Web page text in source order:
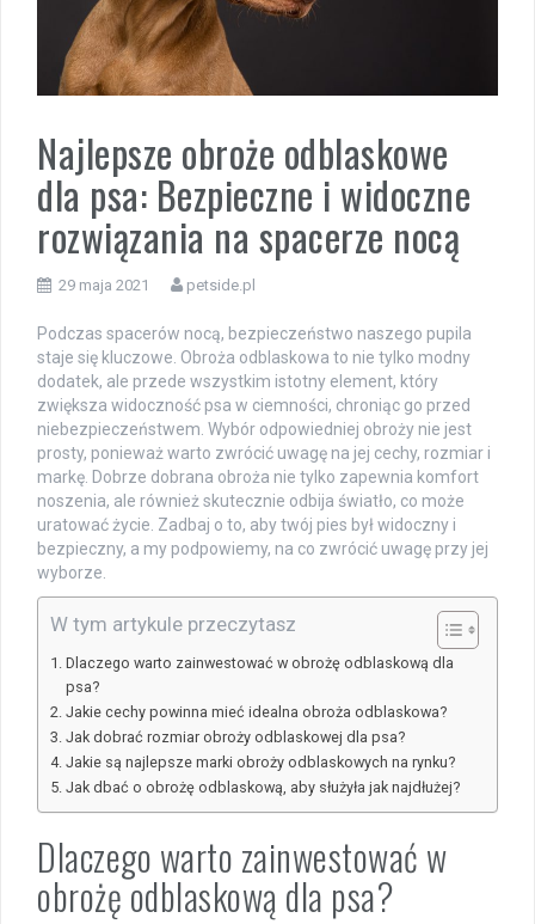
Najlepsze obroże odblaskowe
dla psa: Bezpieczne i widoczne
rozwiązania na spacerze nocą
29 maja 2021 petside.pl
Podczas spacerów nocą, bezpieczeństwo naszego pupila
staje się kluczowe. Obroża odblaskowa to nie tylko modny
dodatek, ale przede wszystkim istotny element, który
zwiększa widoczność psa w ciemności, chroniąc go przed
niebezpieczeństwem. Wybór odpowiedniej obroży nie jest
prosty, ponieważ warto zwrócić uwagę na jej cechy, rozmiar i
markę. Dobrze dobrana obroża nie tylko zapewnia komfort
noszenia, ale również skutecznie odbija światło, co może
uratować życie. Zadbaj o to, aby twój pies był widoczny i
bezpieczny, a my podpowiemy, na co zwrócić uwagę przy jej
wyborze.
W tym artykule przeczytasz
Dlaczego warto zainwestować w obrożę odblaskową dla
psa?
Jakie cechy powinna mieć idealna obroża odblaskowa?
Jak dobrać rozmiar obroży odblaskowej dla psa?
Jakie są najlepsze marki obroży odblaskowych na rynku?
Jak dbać o obrożę odblaskową, aby służyła jak najdłużej?
Dlaczego warto zainwestować w
obrożę odblaskową dla psa?